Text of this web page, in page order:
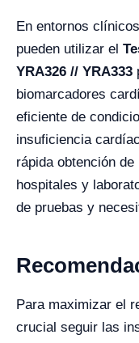
En entornos
pueden utilizar el
YRA326 // YRA333
biomarcadores
eficiente de
insuficiencia
rápida obtención
hospitales y
de pruebas y
Para maximizar el
crucial seguir las